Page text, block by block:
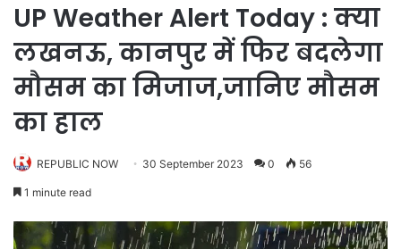
UP Weather Alert Today : क्या
लखनऊ, कानपुर में फिर बदलेगा
मौसम का मिजाज,जानिए मौसम
का हाल
REPUBLIC NOW 30 September 2023 0 56
1 minute read